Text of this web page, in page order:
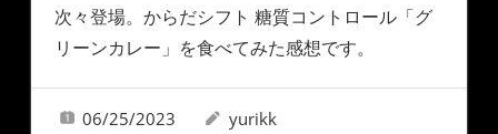
次々登場。からだシフト 糖質コントロール「グ
リーンカレー」を食べてみた感想です。
06/25/2023 yurikk